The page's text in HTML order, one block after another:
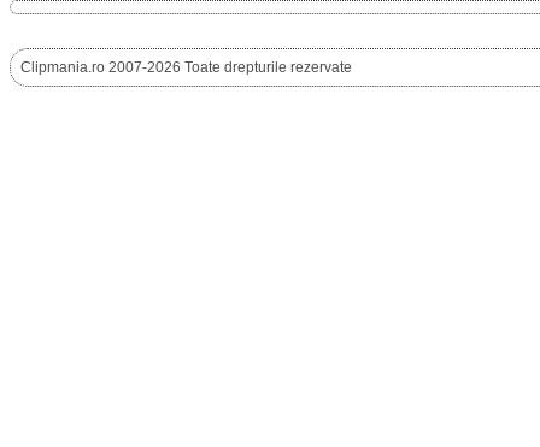
Clipmania.ro 2007-2026 Toate drepturile rezervate